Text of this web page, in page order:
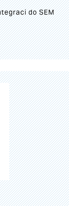
do SEM